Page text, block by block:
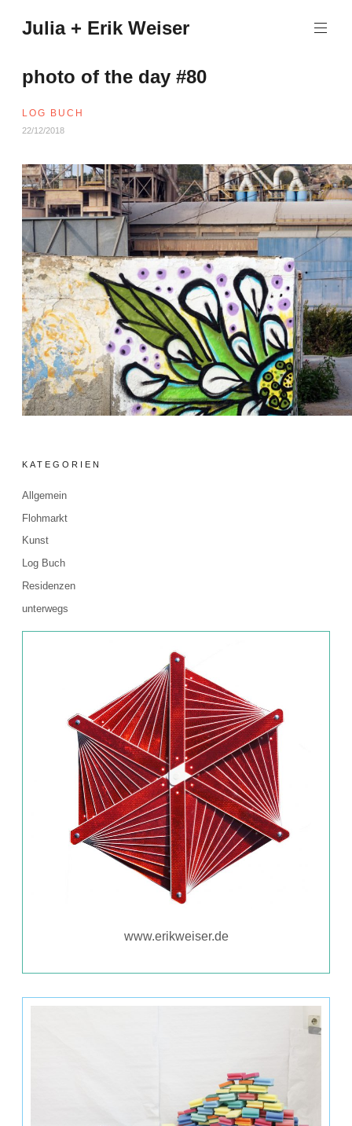
Inhalt
Julia + Erik Weiser
photo of the day #80
LOG BUCH
22/12/2018
KATEGORIEN
Allgemein
Flohmarkt
Kunst
Log Buch
Residenzen
unterwegs
www.erikweiser.de